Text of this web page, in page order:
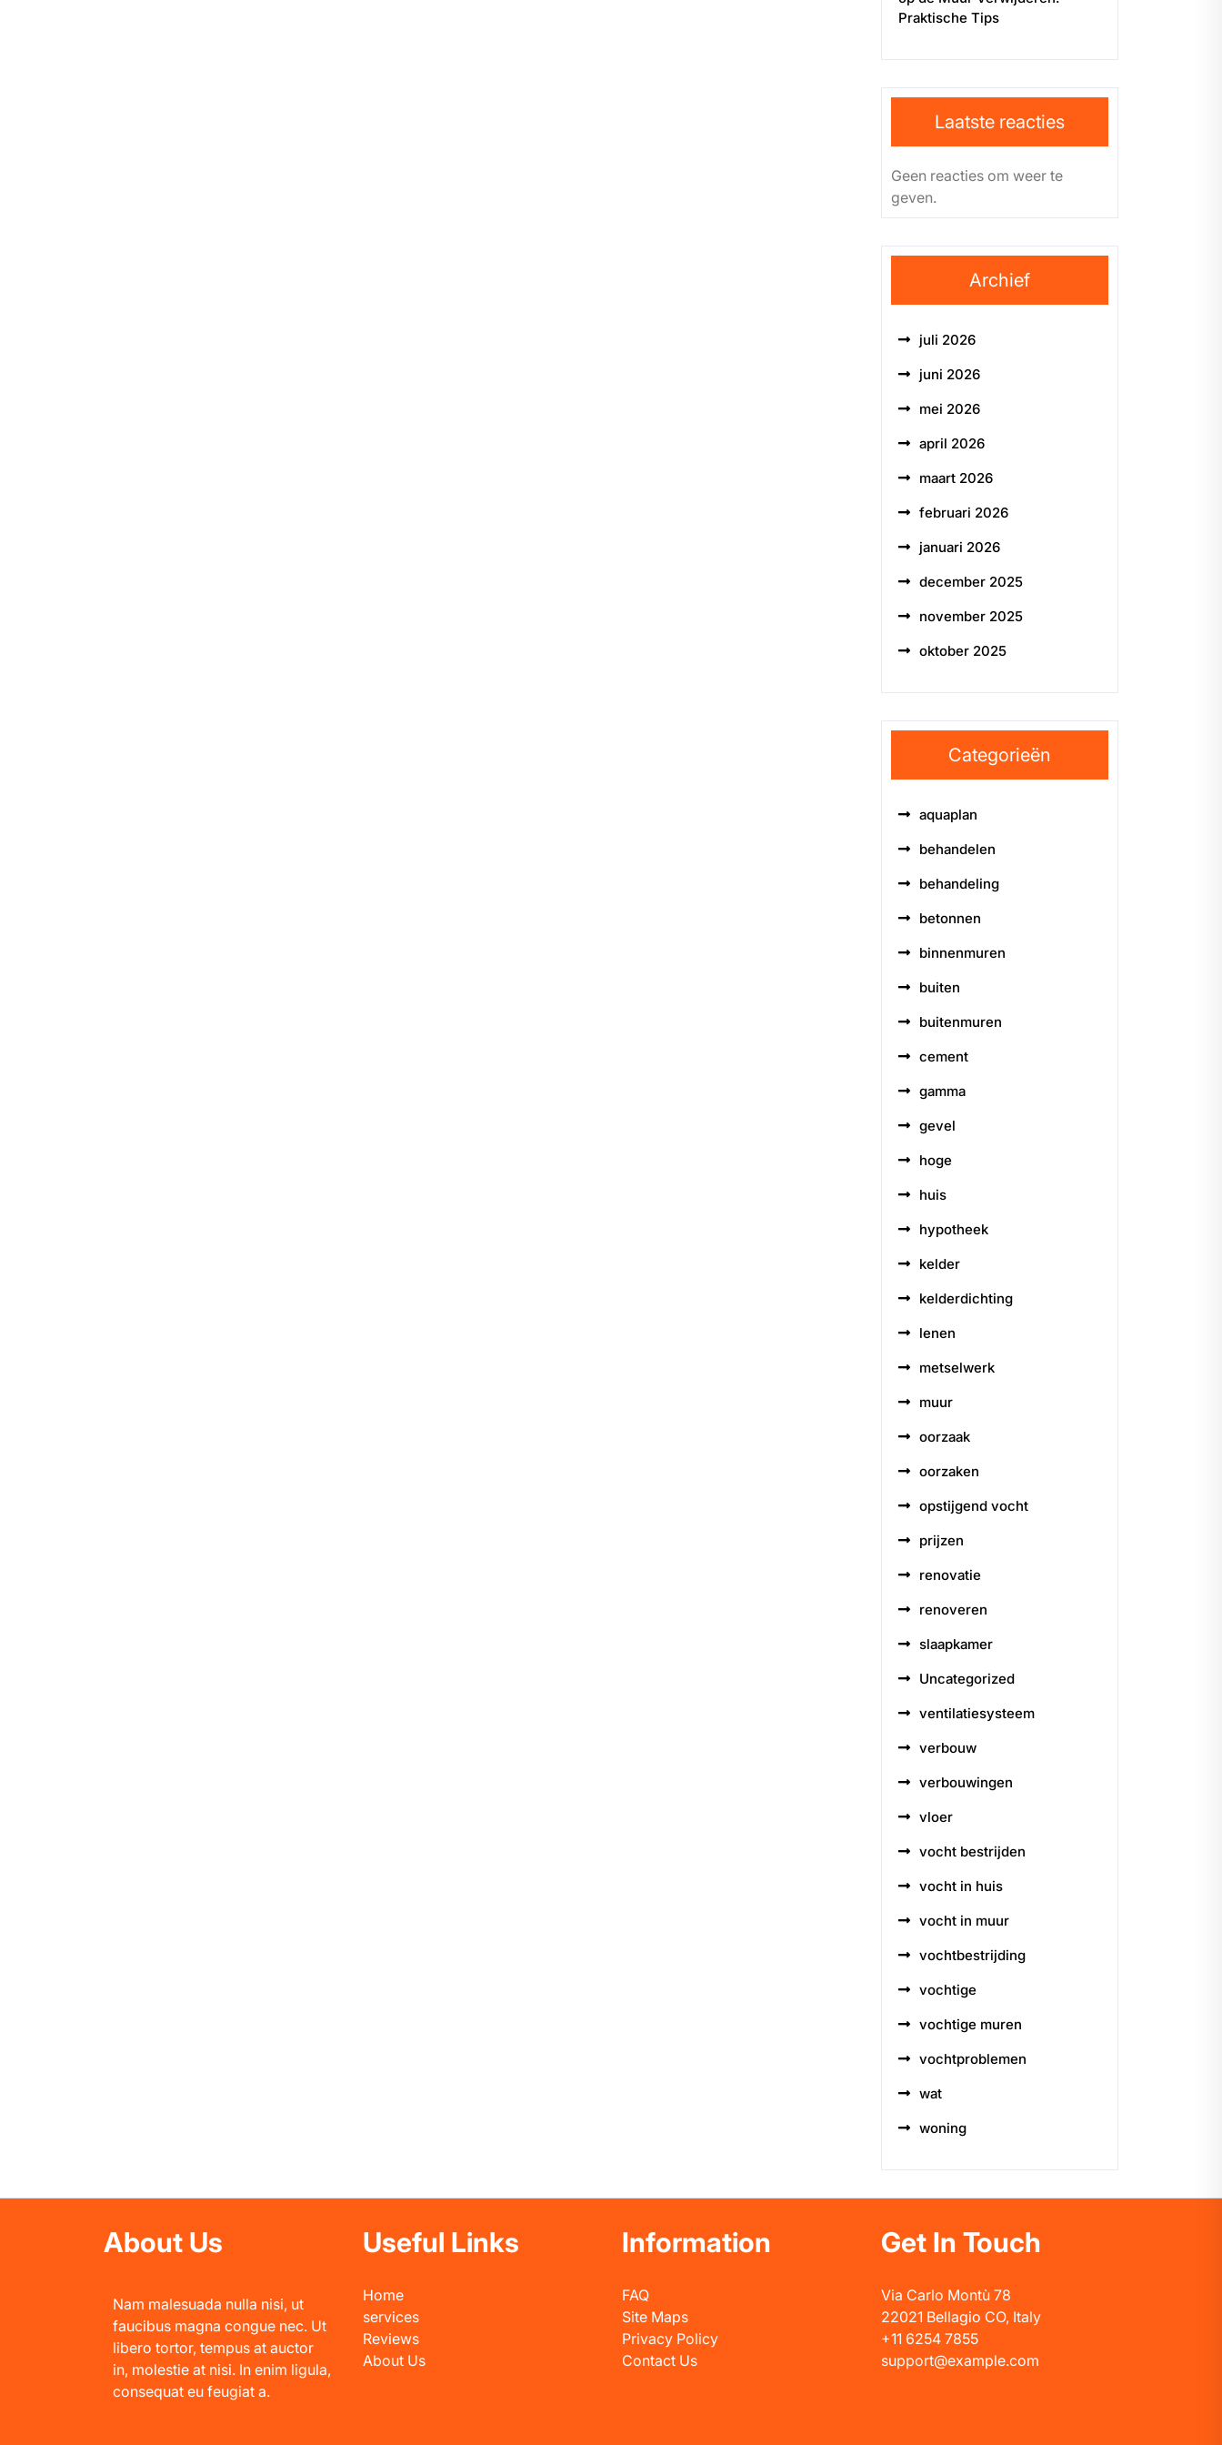
Praktische Tips
Laatste reacties
Geen reacties om weer te
geven.
Archief
juli 2026
juni 2026
mei 2026
april 2026
maart 2026
februari 2026
januari 2026
december 2025
november 2025
oktober 2025
Categorieën
aquaplan
behandelen
behandeling
betonnen
binnenmuren
buiten
buitenmuren
cement
gamma
gevel
hoge
huis
hypotheek
kelder
kelderdichting
lenen
metselwerk
muur
oorzaak
oorzaken
opstijgend vocht
prijzen
renovatie
renoveren
slaapkamer
Uncategorized
ventilatiesysteem
verbouw
verbouwingen
vloer
vocht bestrijden
vocht in huis
vocht in muur
vochtbestrijding
vochtige
vochtige muren
vochtproblemen
wat
woning
About Us
Nam malesuada nulla nisi, ut
faucibus magna congue nec. Ut
libero tortor, tempus at auctor
in, molestie at nisi. In enim ligula,
consequat eu feugiat a.
Useful Links
Home
services
Reviews
About Us
Information
FAQ
Site Maps
Privacy Policy
Contact Us
Get In Touch
Via Carlo Montù 78
22021 Bellagio CO, Italy
+11 6254 7855
support@example.com